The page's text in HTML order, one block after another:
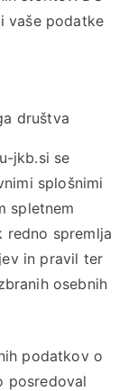
vaše podatke
društva
jkb.si se
splošnimi
spletnem
redno spremlja
in pravil ter
osebnih
podatkov o
posredoval